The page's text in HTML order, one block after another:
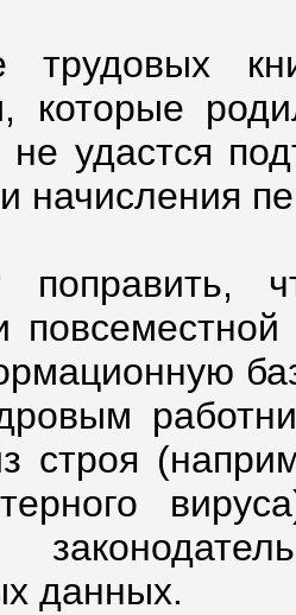
трудовых
которые
удастся
начисления
строя
данных.